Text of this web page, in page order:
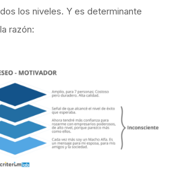
los niveles. Y es determinante
razón: